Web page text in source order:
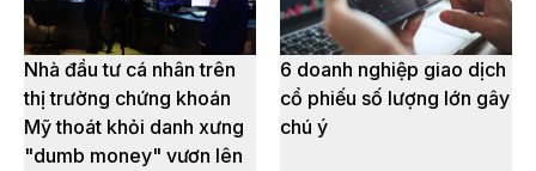
Nhà đầu tư cá nhân trên
thị trường chứng khoán
Mỹ thoát khỏi danh xưng
"dumb money" vươn lên
6 doanh nghiệp giao dịch
cổ phiếu số lượng lớn gây
chú ý